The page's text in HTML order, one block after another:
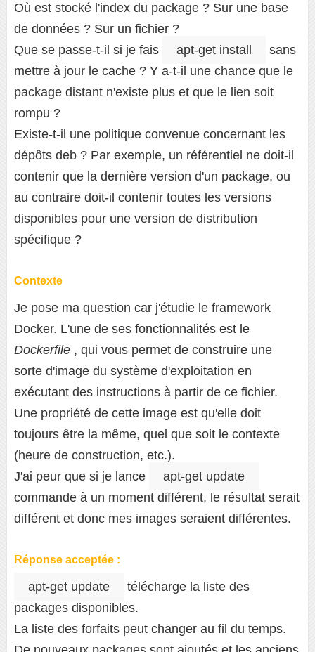
Où est stocké l'index du package ? Sur une base
de données ? Sur un fichier ?
Que se passe-t-il si je fais
apt-get install
sans
mettre à jour le cache ? Y a-t-il une chance que le
package distant n'existe plus et que le lien soit
rompu ?
Existe-t-il une politique convenue concernant les
dépôts deb ? Par exemple, un référentiel ne doit-il
contenir que la dernière version d'un package, ou
au contraire doit-il contenir toutes les versions
disponibles pour une version de distribution
spécifique ?
Contexte
Je pose ma question car j'étudie le framework
Docker. L'une de ses fonctionnalités est le
Dockerfile , qui vous permet de construire une
sorte d'image du système d'exploitation en
exécutant des instructions à partir de ce fichier.
Une propriété de cette image est qu'elle doit
toujours être la même, quel que soit le contexte
(heure de construction, etc.).
J'ai peur que si je lance
apt-get update
commande à un moment différent, le résultat serait
différent et donc mes images seraient différentes.
Réponse acceptée :
apt-get update
télécharge la liste des
packages disponibles.
La liste des forfaits peut changer au fil du temps.